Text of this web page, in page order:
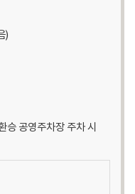
)
승 공영주차장 주차 시